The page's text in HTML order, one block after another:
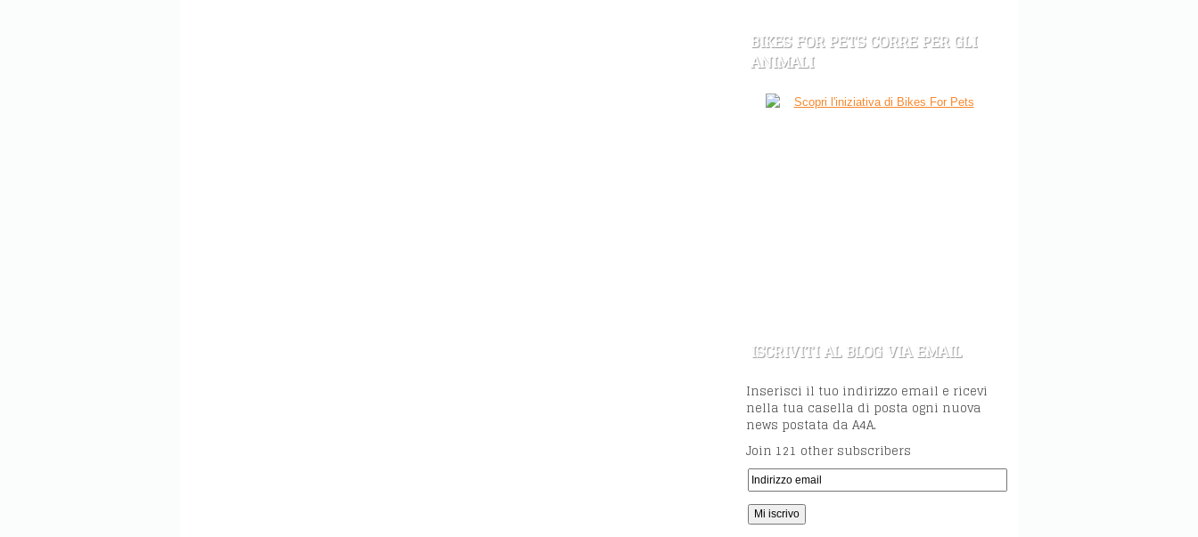
BIKES FOR PETS CORRE PER GLI
ANIMALI
ISCRIVITI AL BLOG VIA EMAIL
Inserisci il tuo indirizzo email e ricevi
nella tua casella di posta ogni nuova
news postata da A4A.
Join 121 other subscribers